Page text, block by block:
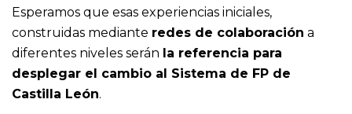
Esperamos que esas experiencias iniciales,
construidas mediante redes de colaboración a
diferentes niveles serán la referencia para
desplegar el cambio al Sistema de FP de
Castilla León.